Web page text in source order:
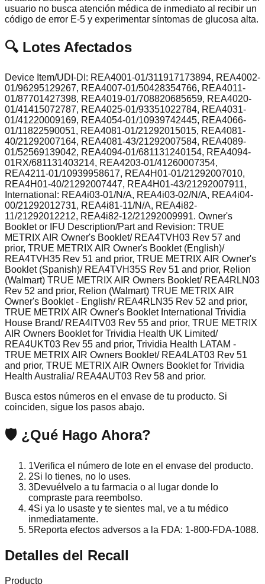
usuario no busca atención médica de inmediato al recibir un
código de error E-5 y experimentar síntomas de glucosa alta.
🔍 Lotes Afectados
Device Item/UDI-DI: REA4001-01/311917173894, REA4002-
01/96295129267, REA4007-01/50428354766, REA4011-
01/87701427398, REA4019-01/708820685659, REA4020-
01/41415072787, REA4025-01/93351022784, REA4031-
01/41220009169, REA4054-01/10939742445, REA4066-
01/11822590051, REA4081-01/21292015015, REA4081-
40/21292007164, REA4081-43/21292007584, REA4089-
01/52569139042, REA4094-01/681131240154, REA4094-
01RX/681131403214, REA4203-01/41260007354,
REA4211-01/10939958617, REA4H01-01/21292007010,
REA4H01-40/21292007447, REA4H01-43/21292007911,
International: REA4i03-01/N/A, REA4i03-02/N/A, REA4i04-
00/21292012731, REA4i81-11/N/A, REA4i82-
11/21292012212, REA4i82-12/21292009991. Owner's
Booklet or IFU Description/Part and Revision: TRUE
METRIX AIR Owner's Booklet/ REA4TVH03 Rev 57 and
prior, TRUE METRIX AIR Owner's Booklet (English)/
REA4TVH35 Rev 51 and prior, TRUE METRIX AIR Owner's
Booklet (Spanish)/ REA4TVH35S Rev 51 and prior, Relion
(Walmart) TRUE METRIX AIR Owners Booklet/ REA4RLN03
Rev 52 and prior, Relion (Walmart) TRUE METRIX AIR
Owner's Booklet - English/ REA4RLN35 Rev 52 and prior,
TRUE METRIX AIR Owner's Booklet International Trividia
House Brand/ REA4ITV03 Rev 55 and prior, TRUE METRIX
AIR Owners Booklet for Trividia Health UK Limited/
REA4UKT03 Rev 55 and prior, Trividia Health LATAM -
TRUE METRIX AIR Owners Booklet/ REA4LAT03 Rev 51
and prior, TRUE METRIX AIR Owners Booklet for Trividia
Health Australia/ REA4AUT03 Rev 58 and prior.
Busca estos números en el envase de tu producto. Si
coinciden, sigue los pasos abajo.
🛡️ ¿Qué Hago Ahora?
1Verifica el número de lote en el envase del producto.
2Si lo tienes, no lo uses.
3Devuélvelo a tu farmacia o al lugar donde lo
compraste para reembolso.
4Si ya lo usaste y te sientes mal, ve a tu médico
inmediatamente.
5Reporta efectos adversos a la FDA: 1-800-FDA-1088.
Detalles del Recall
Producto